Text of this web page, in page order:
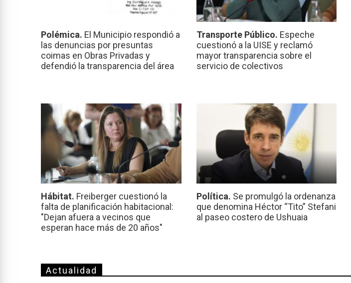
Polémica. El Municipio respondió a
las denuncias por presuntas
coimas en Obras Privadas y
defendió la transparencia del área
Transporte Público. Espeche
cuestionó a la UISE y reclamó
mayor transparencia sobre el
servicio de colectivos
Hábitat. Freiberger cuestionó la
falta de planificación habitacional:
"Dejan afuera a vecinos que
esperan hace más de 20 años"
Política. Se promulgó la ordenanza
que denomina Héctor “Tito” Stefani
al paseo costero de Ushuaia
Actualidad